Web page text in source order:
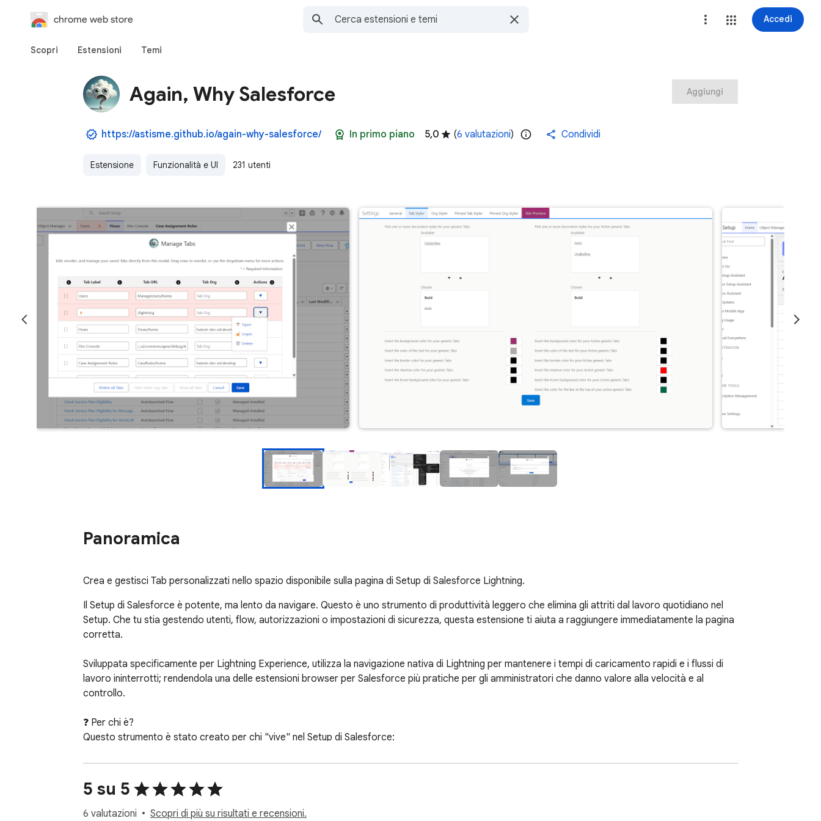
chrome web store Accedi
Scopri Estensioni Temi
Again, Why Salesforce
https://astisme.github.io/again-why-salesforce/ In primo piano 5,0 (6 valutazioni) Condividi
Estensione Funzionalità e UI 231 utenti
Aggiungi
Panoramica
Crea e gestisci Tab personalizzati nello spazio disponibile sulla pagina di Setup di Salesforce Lightning.
Il Setup di Salesforce è potente, ma lento da navigare. Questo è uno strumento di produttività leggero che elimina gli attriti dal lavoro quotidiano nel
Setup. Che tu stia gestendo utenti, flow, autorizzazioni o impostazioni di sicurezza, questa estensione ti aiuta a raggiungere immediatamente la pagina
corretta.
Sviluppata specificamente per Lightning Experience, utilizza la navigazione nativa di Lightning per mantenere i tempi di caricamento rapidi e i flussi di
lavoro ininterrotti; rendendola una delle estensioni browser per Salesforce più pratiche per gli amministratori che danno valore alla velocità e al
controllo.
❓ Per chi è?
Questo strumento è stato creato per chi "vive" nel Setup di Salesforce:
- Consulenti: Passa da un'organizzazione (org) all'altra senza sforzo e mantieni le tue pagine di Setup preferite coerenti in tutti gli ambienti.
- Sviluppatori e Architetti: Accedi istantaneamente alle impostazioni di configurazione, sicurezza e automazione mentre lavori su sandbox e org di
produzione.
- Utenti Avanzati: Se sai dove vuoi andare nel Setup, questo strumento ti ci porta più velocemente.
5 su 5
6 valutazioni Scopri di più su risultati e recensioni.